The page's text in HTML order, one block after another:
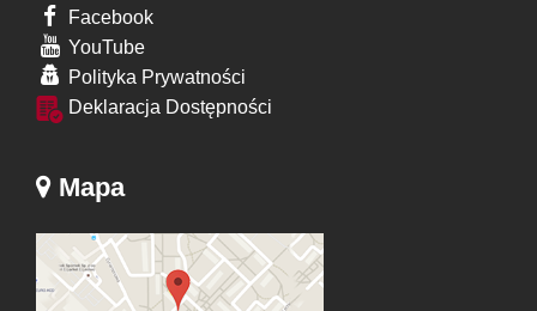
Facebook
YouTube
Polityka Prywatności
Deklaracja Dostępności
Mapa